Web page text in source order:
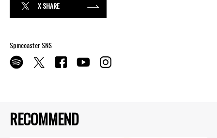
RECOMMEND
X SHARE
Spincoaster SNS